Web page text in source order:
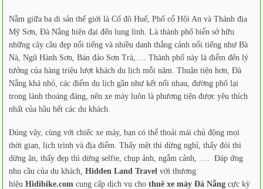
Nằm giữa ba di sản thế giới là Cố đô Huế, Phố cổ Hội An và Thánh địa
Mỹ Sơn, Đà Nẵng hiện đại đến lung linh. Là thành phố biển sở hữu
những cây cầu đẹp nổi tiếng và nhiều danh thắng cảnh nổi tiếng như Bà
Nà, Ngũ Hành Sơn, Bán đảo Sơn Trà,…. Thành phố này là điểm đến lý
tưởng của hàng triệu lượt khách du lịch mỗi năm. Thuận tiện hơn, Đà
Nẵng khá nhỏ, các điểm du lịch gần như kết nối nhau, đường phố lại
trong lành thoáng đáng, nên xe máy luôn là phương tiện được yêu thích
nhất của hầu hết các du khách.
Đúng vậy, cùng với chiếc xe máy, bạn có thể thoải mái chủ động mọi
thời gian, lịch trình và địa điểm. Thấy mệt thì dừng nghỉ, thấy đói thì
dừng ăn, thấy đẹp thì dừng selfie, chụp ảnh, ngắm cảnh, …. Đáp ứng
nhu cầu của du khách,Hidden Land Travel với thương
hiệuHidibike.com cung cấp dịch vụ chothuê xe máy Đà Nẵngcực kỳ